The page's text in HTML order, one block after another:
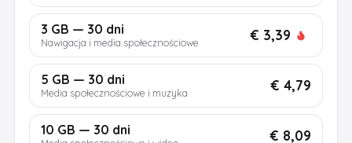
3 GB — 30 dni
Nawigacja i media społecznościowe € 3,39
5 GB — 30 dni
Media społecznościowe i muzyka € 4,79
10 GB — 30 dni € 8,09